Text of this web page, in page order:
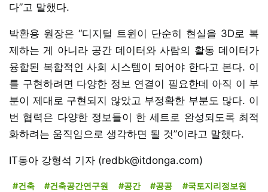
다”고 말했다.
박환용 원장은 “디지털 트윈이 단순히 현실을 3D로 복
제하는 게 아니라 공간 데이터와 사람의 활동 데이터가
융합된 복합적인 사회 시스템이 되어야 한다고 본다. 이
를 구현하려면 다양한 정보 연결이 필요한데 아직 이 부
분이 제대로 구현되지 않았고 부정확한 부분도 많다. 이
번 협력은 다양한 정보들이 한 세트로 완성되도록 최적
화하려는 움직임으로 생각하면 될 것”이라고 말했다.
IT동아 강형석 기자 (redbk@itdonga.com)
#건축 #건축공간연구원 #공간 #공공 #국토지리정보원